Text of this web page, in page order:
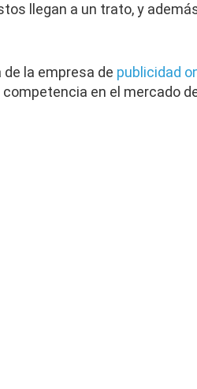
llegan a un trato, y
la empresa de publicidad
en el mercado